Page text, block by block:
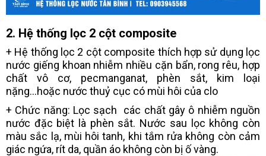
2. Hệ thống lọc 2 cột composite
+ Hệ thống lọc 2 cột composite thích hợp sử dụng lọc
nước giếng khoan nhiễm nhiều cặn bẩn, rong rêu, hợp
chất vô cơ, pecmanganat, phèn sắt, kim loại
nặng...hoặc nước thuỷ cục có mùi hôi của clo
+ Chức năng: Lọc sạch các chất gây ô nhiễm nguồn
nước đặc biệt là phèn sắt. Nước sau lọc không còn
màu sắc lạ, mùi hôi tanh, khi tắm rửa không còn cảm
giác ngứa, rít da, quần áo không còn bị ố vàng.